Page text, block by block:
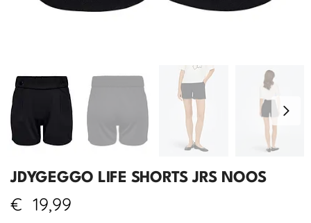
JDYGEGGO LIFE SHORTS JRS NOOS
€ 19,99